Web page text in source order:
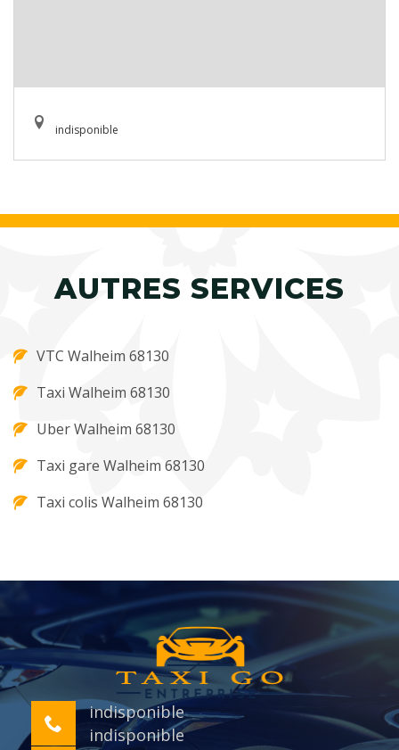
indisponible
AUTRES SERVICES
VTC Walheim 68130
Taxi Walheim 68130
Uber Walheim 68130
Taxi gare Walheim 68130
Taxi colis Walheim 68130
indisponible
indisponible